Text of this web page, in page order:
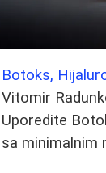
Botoks,
Vitomir
Uporedite
sa minimalnim